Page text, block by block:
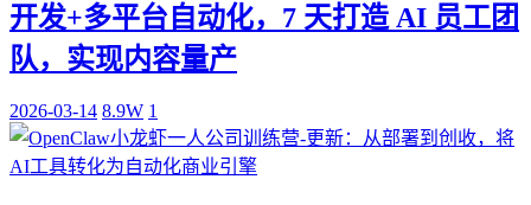
开发+多平台自动化，7 天打造 AI 员工团
队，实现内容量产
2026-03-14 8.9W 1